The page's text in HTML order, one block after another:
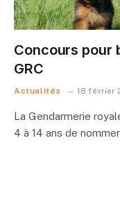
Concours pour
GRC
Actualités 18 février
La Gendarmerie
4 à 14 ans de